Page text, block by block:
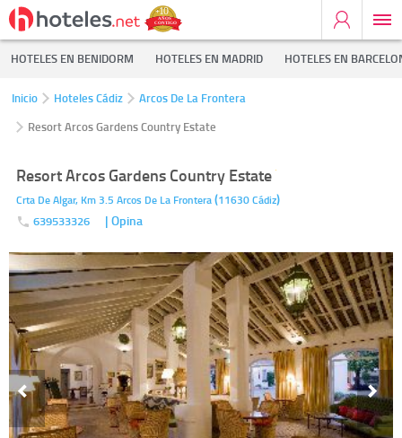
HOTELES EN BENIDORM HOTELES EN MADRID HOTELES EN
Inicio Hoteles Cádiz
Arcos De La Frontera
Resort Arcos Gardens Country Estate
Resort Arcos Gardens Country Estate
Crta De Algar, Km 3.5 Arcos De La Frontera(11630Cádiz)
639533326 | Opina